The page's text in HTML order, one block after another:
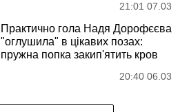
21:01 07.03
Практично гола Надя Дорофєєва
"оглушила" в цікавих позах:
пружна попка закип'ятить кров
20:40 06.03